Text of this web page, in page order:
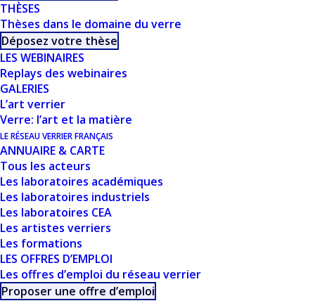
THÈSES
Thèses dans le domaine du verre
Déposez votre thèse
LES WEBINAIRES
Replays des webinaires
GALERIES
L’art verrier
Verre: l’art et la matière
LE RÉSEAU VERRIER FRANÇAIS
ANNUAIRE & CARTE
Tous les acteurs
Les laboratoires académiques
Les laboratoires industriels
Les laboratoires CEA
Les artistes verriers
Les formations
LES OFFRES D’EMPLOI
Les offres d’emploi du réseau verrier
Proposer une offre d’emploi
LILLE)
CE DOCUMENT FAIT
PARTIE D'UN
ENSEMBLE DE
RESSOURCES
PROPOSÉES SUR